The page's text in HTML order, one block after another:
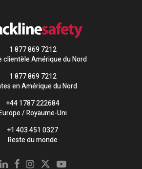
1 877 869 7212
clientèle Amérique du Nord
1 877 869 7212
en Amérique du Nord
+44 1787 222684
/ Royaume-Uni
+1 403 451 0327
Reste du monde